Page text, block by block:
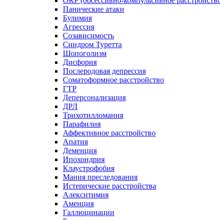
Панические атаки
Булимия
Агрессия
Созависимость
Синдром Туретта
Шопоголизм
Дисфория
Послеродовая депрессия
Соматоформное расстройство
ГТР
Деперсонализация
ДРЛ
Трихотилломания
Парафилия
Аффективное расстройство
Апатия
Деменция
Ипохондрия
Клаустрофобия
Мания преследования
Истерические расстройства
Алекситимия
Аменция
Галлюцинации